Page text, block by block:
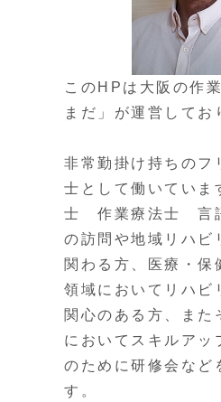
このHPは大阪の作
まだ」が運営してお
非常勤掛け持ちのフ
士として働いていま
士 作業療法士 言
の訪問や地域リハビ
関わる方、医療・保
領域においてリハビ
関心のある方、また
においてスキルアッ
のために研修会など
す。